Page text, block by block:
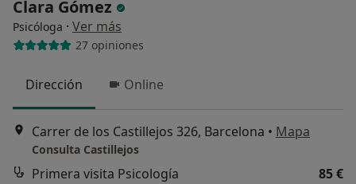
Clara Gómez
Psicóloga · Ver más
27 opiniones
Dirección Online
Carrer de los Castillejos 326, Barcelona • Mapa
Consulta Castillejos
Primera visita Psicología
85 €